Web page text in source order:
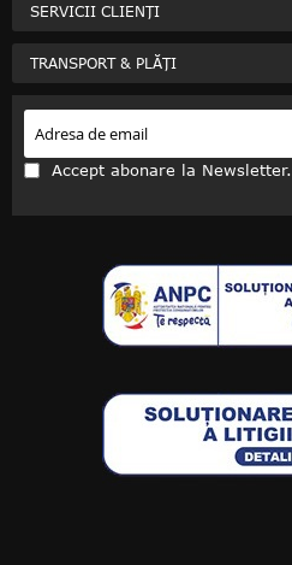
SERVICII CLIENȚI
TRANSPORT & PLĂȚI
Accept abonare la Newsletter.